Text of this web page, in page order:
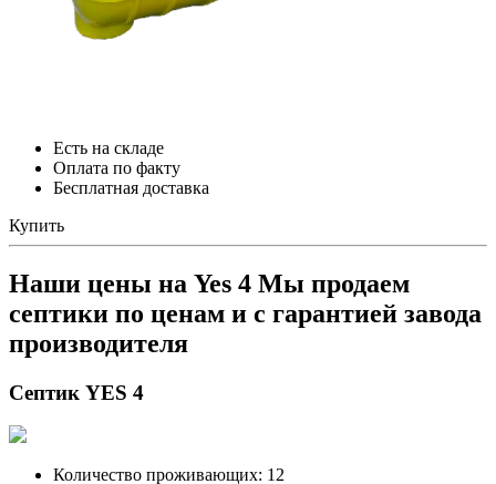
Есть на складе
Оплата по факту
Бесплатная доставка
Купить
Наши цены на Yes 4 Мы продаем
септики по ценам и с гарантией завода
производителя
Септик YES 4
Количество проживающих: 12